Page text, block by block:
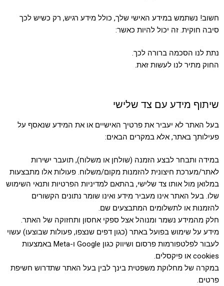
חשוב! נשתמש במידע האישי שלך, כולל מידע רגיש, רק כשיש לכך
סיבה חוקית. זה יכול להיות כאשר:
נתת לנו הסכמה ברורה לכך.
החוק מתיר לנו לעשות זאת.
שיתוף מידע עם צד שלישי
בעל האתר לא יעביר את פרטיך האישיים או את המידע שנאסף על
פעילותך באתר, אלא במקרים הבאים:
במידה ותבחר לבצע הזמנה (שולחן או משלוח), תועבר ישירות
לאתר/מערכת חיצונית להזמנות מקום/משלוח. פעולות אלו מתבצעות
במלואן מול אותו צד שלישי, בהתאם למדיניות הפרטיות ותנאי השימוש
שלו. בעל האתר אינו מעביר מידע ואינו שומר נתונים הקשורים
להזמנות או לתשלומים המתבצעים שם.
חלק מהמידע נשמר ומנוהל אצל ספקי אחסון ותחזוקה של האתר.
מידע על שימוש בפועל באתר (כגון דפים שנצפו, פעולות שבוצעו) עשוי
לעבור לפלטפורמות פרסום ושיווק כגון Google ו-Meta באמצעות
cookies או פיקסלים.
במקרה של מחלוקת משפטית בינך לבין בעל האתר שתדרוש חשיפת
פרטים.